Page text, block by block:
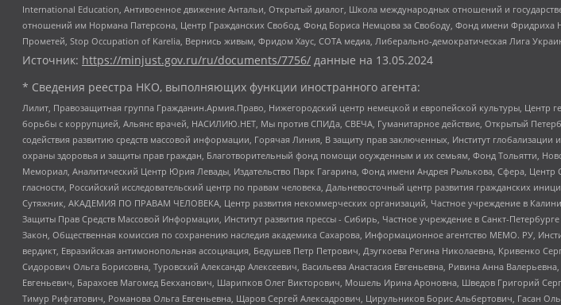
International Education, Антивоенное движение Антальи, Открытый диалог, Школа международных отношений и
отношений им Нормана Патерсона, Центр Гражданских Свобод, Фонд Бориса Немцова за Свободу, Фонд имени Фридриха
Прометей, Stop Occupation of Karelia, Вернись живым, Фридом Хаус, СОТА медиа, Либерально-демократическая Лига
Источник: https://minjust.gov.ru/ru/documents/7756/ данные на 13.05.2024
* Сведения реестра НКО, выполняющих функции иностранного агента:
Лилит, Правозащитная группа Гражданин.Армия.Право, Нижегородский центр немецкой и европейской культуры,
борьбы с коррупцией, Альянс врачей, НАСИЛИЮ.НЕТ, Мы против СПИДа, СВЕЧА, Гуманитарное действие, Открытый
содействия развитию средств массовой информации, Горячая Линия, В защиту прав заключенных, Институт
охраны здоровья и защиты прав граждан, Благотворительный фонд помощи осужденным и их семьям, Фонд Тольятти,
Мемориал, Аналитический Центр Юрия Левады, Издательство Парк Гагарина, Фонд имени Андрея Рылькова, Сфера,
гласности, Российский исследовательский центр по правам человека, Дальневосточный центр развития гражданских
Сутяжник, АКАДЕМИЯ ПО ПРАВАМ ЧЕЛОВЕКА, Центр развития некоммерческих организаций, Частное учреждение в
Защиты Прав Средств Массовой Информации, Институт развития прессы - Сибирь, Частное учреждение в Санкт-
Закон, Общественная комиссия по сохранению наследия академика Сахарова, Информационное агентство МЕМО. РУ,
вердикт, Евразийская антимонопольная ассоциация, Бедушев Петр Петрович, Дзугкоева Регина Николаевна,
Сидорович Ольга Борисовна, Туровский Александр Алексеевич, Васильева Анастасия Евгеньевна, Ривина Анна
Евгеньевич, Барахоев Магомед Бекханович, Шарипков Олег Викторович, Мошель Ирина Ароновна, Шведов Григорий
Тимур Рифгатович, Романова Ольга Евгеньевна, Щаров Сергей Алексадрович, Цирульников Борис Альбертович, Гасан